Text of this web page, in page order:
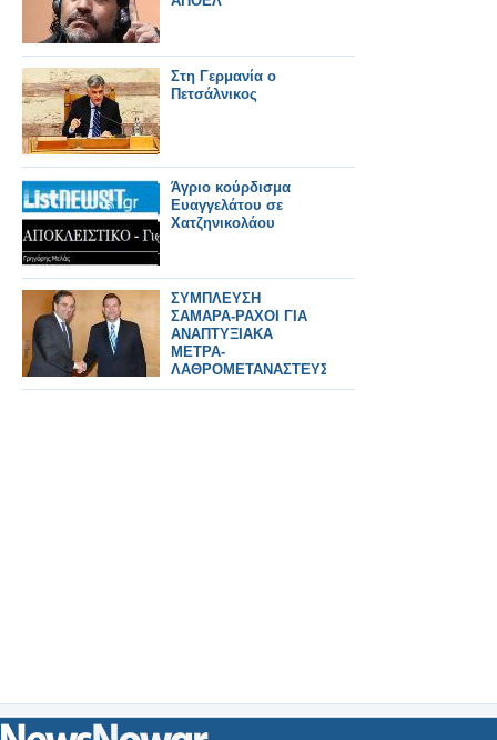
Στη Γερμανία ο
Πετσάλνικος
Άγριο κούρδισμα
Ευαγγελάτου σε
Χατζηνικολάου
ΣΥΜΠΛΕΥΣΗ
ΣΑΜΑΡΑ-ΡΑΧΟΙ ΓΙΑ
ΑΝΑΠΤΥΞΙΑΚΑ
ΜΕΤΡΑ-
ΛΑΘΡΟΜΕΤΑΝΑΣΤΕΥΣΗ